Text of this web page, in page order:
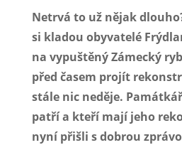
Netrvá to už nějak
si kladou obyvatelé
na vypuštěný Zámecký
před časem projít
stále nic neděje.
patří a kteří mají jeho
nyní přišli s dobrou